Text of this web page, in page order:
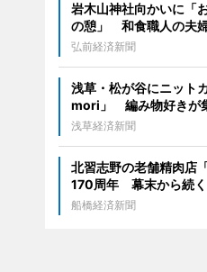
岩木山神社向かいに「
の憩」 和食職人の夫
弘前経済新聞
浅草・松が谷にニット
mori」 編み物好きが
浅草経済新聞
北習志野の老舗精肉店
170周年 幕末から続く
船橋経済新聞